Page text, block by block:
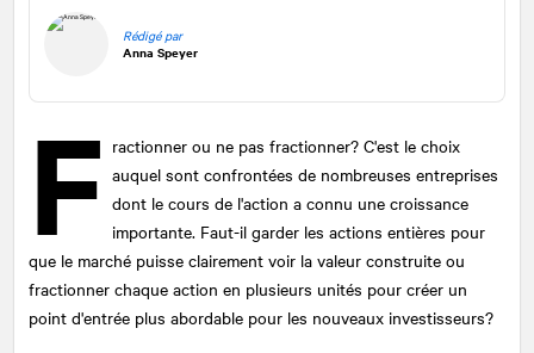
Rédigé par
Anna Speyer
F ractionner ou ne pas fractionner? C'est le choix
auquel sont confrontées de nombreuses entreprises
dont le cours de l'action a connu une croissance
importante. Faut-il garder les actions entières pour
que le marché puisse clairement voir la valeur construite ou
fractionner chaque action en plusieurs unités pour créer un
point d'entrée plus abordable pour les nouveaux investisseurs?